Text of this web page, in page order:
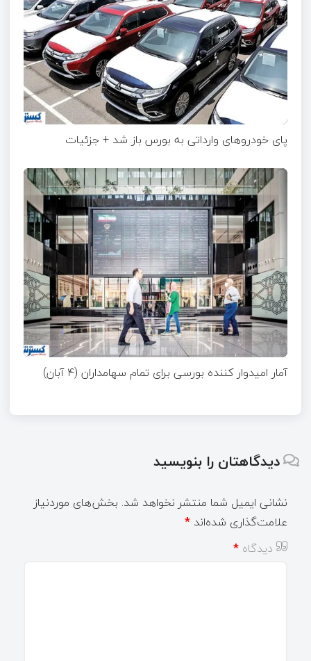
پای خودروهای وارداتی به بورس باز شد + جزئیات
آمار امیدوار کننده بورسی برای تمام سهامداران (۴ آبان)
دیدگاهتان را بنویسید
نشانی ایمیل شما منتشر نخواهد شد. بخش‌های موردنیاز
علامت‌گذاری شده‌اند *
دیدگاه *